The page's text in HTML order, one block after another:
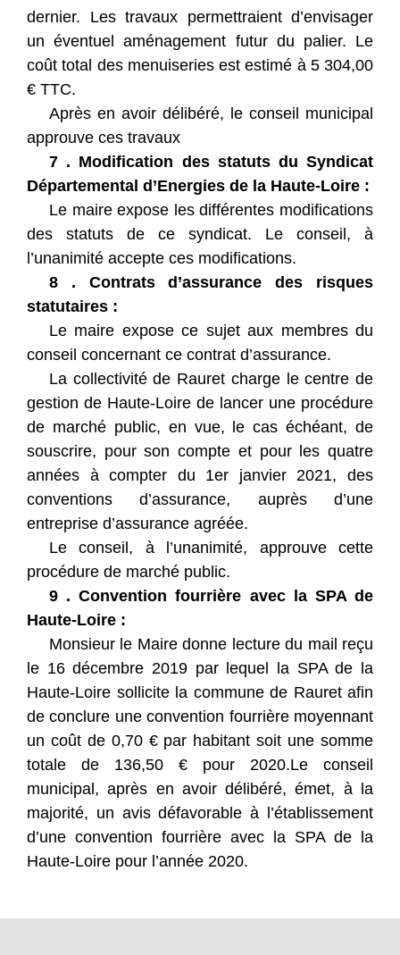
dernier. Les travaux permettraient d’envisager
un éventuel aménagement futur du palier. Le
coût total des menuiseries est estimé à 5 304,00
€ TTC.
Après en avoir délibéré, le conseil municipal
approuve ces travaux
7 . Modification des statuts du Syndicat
Départemental d’Energies de la Haute-Loire :
Le maire expose les différentes modifications
des statuts de ce syndicat. Le conseil, à
l’unanimité accepte ces modifications.
8 . Contrats d’assurance des risques
statutaires :
Le maire expose ce sujet aux membres du
conseil concernant ce contrat d’assurance.
La collectivité de Rauret charge le centre de
gestion de Haute-Loire de lancer une procédure
de marché public, en vue, le cas échéant, de
souscrire, pour son compte et pour les quatre
années à compter du 1er janvier 2021, des
conventions d’assurance, auprès d’une
entreprise d’assurance agréée.
Le conseil, à l’unanimité, approuve cette
procédure de marché public.
9 . Convention fourrière avec la SPA de
Haute-Loire :
Monsieur le Maire donne lecture du mail reçu
le 16 décembre 2019 par lequel la SPA de la
Haute-Loire sollicite la commune de Rauret afin
de conclure une convention fourrière moyennant
un coût de 0,70 € par habitant soit une somme
totale de 136,50 € pour 2020.Le conseil
municipal, après en avoir délibéré, émet, à la
majorité, un avis défavorable à l’établissement
d’une convention fourrière avec la SPA de la
Haute-Loire pour l’année 2020.